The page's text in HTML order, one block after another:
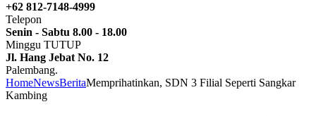
+62 812-7148-4999
Telepon
Senin - Sabtu 8.00 - 18.00
Minggu TUTUP
Jl. Hang Jebat No. 12
Palembang.
HomeNewsBeritaMemprihatinkan, SDN 3 Filial Seperti Sangkar
Kambing